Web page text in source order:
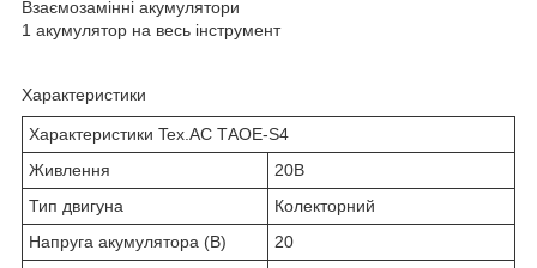
Взаємозамінні акумулятори
1 акумулятор на весь інструмент
Характеристики
Характеристики Tex.AC ТАOE-S4
Живлення
20В
Тип двигуна
Колекторний
Напруга акумулятора (В)
20